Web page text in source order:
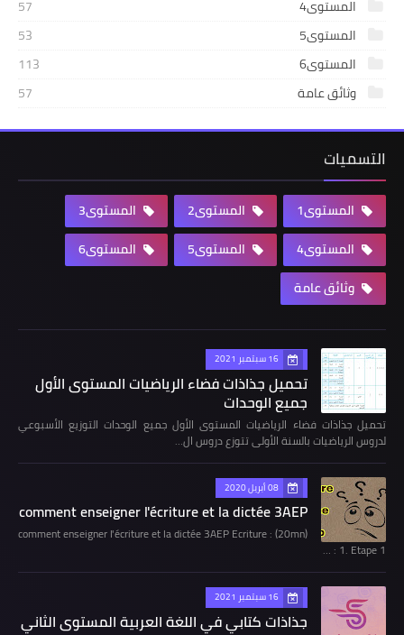
المستوى4
57
المستوى5
53
المستوى6
113
وثائق عامة
57
التسميات
المستوى1 المستوى2
المستوى3
المستوى4
المستوى5
المستوى6
وثائق عامة
16 سبتمبر 2021
تحميل جذاذات فضاء الرياضيات المستوى الأول
جميع الوحدات
تحميل جذاذات فضاء الرياضيات المستوى الأول جميع الوحدات التوزيع الأسبوعي
لدروس الرياضيات بالسنة الأولى تتوزع دروس ال…
08 أبريل 2020
comment enseigner l'écriture et la dictée 3AEP
comment enseigner l'écriture et la dictée 3AEP Ecriture : (20mn)
1. Etape 1 : …
16 سبتمبر 2021
جذاذات كتابي في اللغة العربية المستوى الثاني